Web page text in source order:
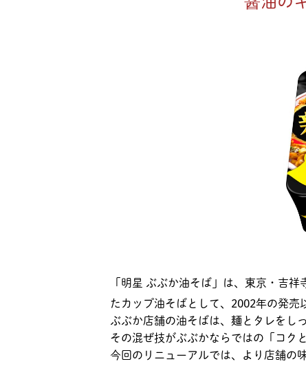
「明星 ぶぶか油そば」は、東京・吉
たカップ油そばとして、2002年の発売
ぶぶか店舗の油そばは、麺とタレをし
その混ぜ技がぶぶかならではの「コク
今回のリニューアルでは、より店舗の